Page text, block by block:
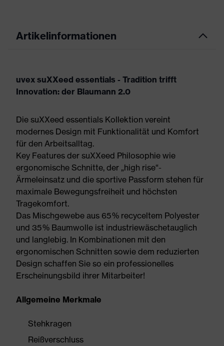
Artikelinformationen
uvex suXXeed essentials - Tradition trifft
Innovation: der Blaumann 2.0
Die suXXeed essentials Kollektion vereint
modernes Design mit Funktionalität und Komfort
für den Arbeitsalltag.
Key Features der suXXeed Philosophie wie
ergonomische Schnitte, der „high rise“-
Ärmeleinsatz und die sportive Passform stehen für
maximale Bewegungsfreiheit und höchsten
Tragekomfort.
Das Mischgewebe aus 65 % recyceltem Polyester
und 35 % Baumwolle ist industriewäschetauglich
und langlebig. In Kombinationen mit den
ergonomischen Schnitten sowie dem reduzierten
Design schaffen Sie so ein professionelles
Erscheinungsbild ihrer Mitarbeiter!
Allgemeine Merkmale
Stehkragen
Reißverschluss